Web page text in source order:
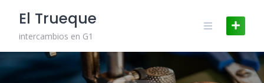
content
El Trueque
intercambios en G1